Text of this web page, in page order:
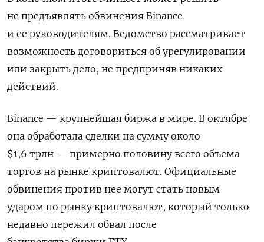
не предъявлять обвинения Binance
и ее руководителям. Ведомство рассматривает
возможность договориться об урегулировании
или закрыть дело, не предприняв никаких
действий.
Binance — крупнейшая биржа в мире. В октябре
она обработала сделки на сумму около
$1,6 трлн — примерно половину всего объема
торгов на рынке криптовалют. Официальные
обвинения против нее могут стать новым
ударом по рынку криптовалют, который только
недавно пережил обвал после